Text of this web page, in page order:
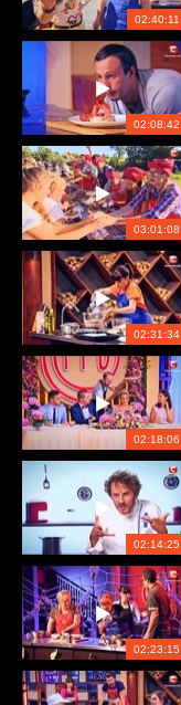
02:40:11
02:08:42
03:01:08
02:31:34
02:18:06
02:14:25
02:23:15